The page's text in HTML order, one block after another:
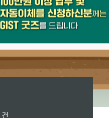
건